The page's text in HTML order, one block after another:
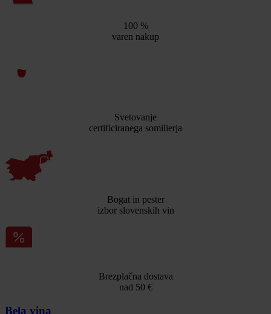
100 %
varen nakup
Svetovanje
certificiranega somilierja
Bogat in pester
izbor slovenskih vin
Brezplačna dostava
nad 50 €
Bela vina